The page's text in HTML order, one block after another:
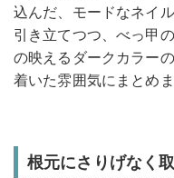
込んだ、モードなネイ
引き立てつつ、べっ甲
の映えるダークカラー
着いた雰囲気にまとめま
根元にさりげなく